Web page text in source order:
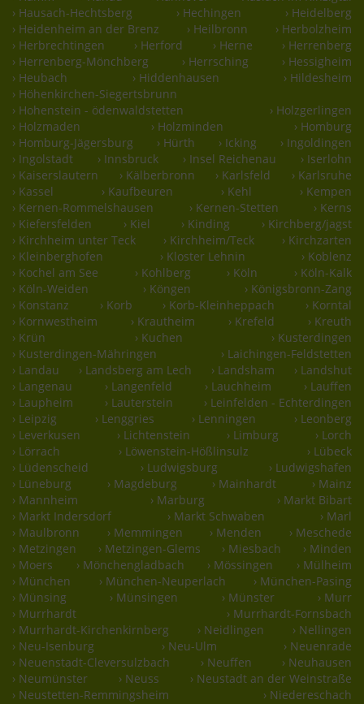
› Hausach-Hechtsberg
› Hechingen
› Heidelberg
› Heidenheim an der Brenz
› Heilbronn
› Herbolzheim
› Herbrechtingen
› Herford › Herne
› Herrenberg
› Herrenberg-Mönchberg
› Herrsching
› Hessigheim
› Heubach
› Hiddenhausen
› Hildesheim
› Höhenkirchen-Siegertsbrunn
› Hohenstein - ödenwaldstetten
› Holzgerlingen
› Holzmaden
› Holzminden
› Homburg
› Homburg-Jägersburg
› Hürth › Icking
› Ingoldingen
› Ingolstadt
› Innsbruck › Insel Reichenau
› Iserlohn
› Kaiserslautern
› Kälberbronn › Karlsfeld
› Karlsruhe
› Kassel
› Kaufbeuren › Kehl
› Kempen
› Kernen-Rommelshausen
› Kernen-Stetten
› Kerns
› Kiefersfelden
› Kiel › Kinding
› Kirchberg/jagst
› Kirchheim unter Teck
› Kirchheim/Teck
› Kirchzarten
› Kleinberghofen
› Kloster Lehnin
› Koblenz
› Kochel am See
› Kohlberg › Köln
› Köln-Kalk
› Köln-Weiden
› Köngen
› Königsbronn-Zang
› Konstanz
› Korb › Korb-Kleinheppach
› Korntal
› Kornwestheim
› Krautheim › Krefeld
› Kreuth
› Krün
› Kuchen
› Kusterdingen
› Kusterdingen-Mähringen
› Laichingen-Feldstetten
› Landau
› Landsberg am Lech › Landsham
› Landshut
› Langenau
› Langenfeld › Lauchheim
› Lauffen
› Laupheim
› Lauterstein
› Leinfelden - Echterdingen
› Leipzig
› Lenggries › Lenningen
› Leonberg
› Leverkusen
› Lichtenstein › Limburg
› Lorch
› Lörrach
› Löwenstein-Hößlinsulz
› Lübeck
› Lüdenscheid
› Ludwigsburg
› Ludwigshafen
› Lüneburg
› Magdeburg › Mainhardt
› Mainz
› Mannheim
› Marburg
› Markt Bibart
› Markt Indersdorf
› Markt Schwaben
› Marl
› Maulbronn
› Memmingen › Menden
› Meschede
› Metzingen
› Metzingen-Glems › Miesbach
› Minden
› Moers
› Mönchengladbach › Mössingen
› Mülheim
› München
› München-Neuperlach
› München-Pasing
› Münsing
› Münsingen › Münster
› Murr
› Murrhardt
› Murrhardt-Fornsbach
› Murrhardt-Kirchenkirnberg
› Neidlingen
› Nellingen
› Neu-Isenburg
› Neu-Ulm
› Neuenrade
› Neuenstadt-Cleversulzbach
› Neuffen
› Neuhausen
› Neumünster
› Neuss
› Neustadt an der Weinstraße
› Neustetten-Remmingsheim
› Niedereschach